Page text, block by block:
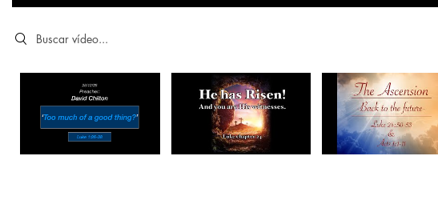
Search videos